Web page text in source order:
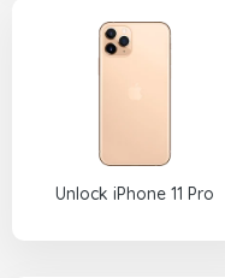
Unlock iPhone 11 Pro